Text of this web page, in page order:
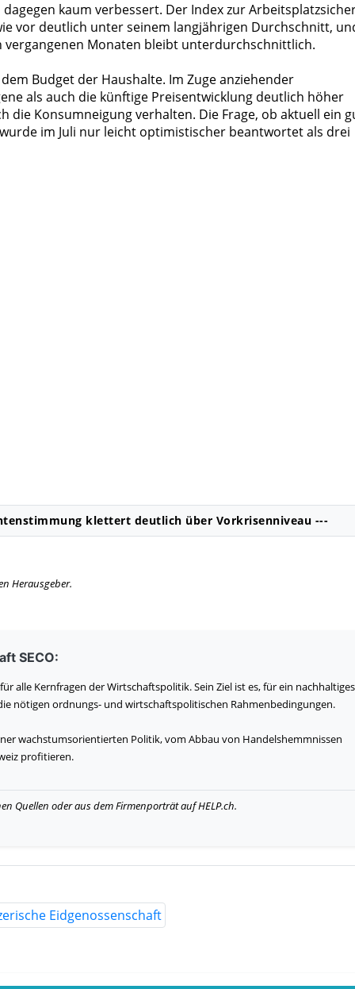
kaum verbessert. Der Index zur
vor deutlich unter seinem langjährigen Durchschnitt,
vergangenen Monaten bleibt unterdurchschnittlich.
Budget der Haushalte. Im Zuge anziehender
als auch die künftige Preisentwicklung deutlich höher
die Konsumneigung verhalten. Die Frage, ob aktuell ein
im Juli nur leicht optimistischer beantwortet als drei
klettert deutlich über Vorkrisenniveau ---
Herausgeber.
SECO:
alle Kernfragen der Wirtschaftspolitik. Sein Ziel ist es, für ein nachhaltiges
nötigen ordnungs- und wirtschaftspolitischen Rahmenbedingungen.
wachstumsorientierten Politik, vom Abbau von Handelshemmnissen
profitieren.
Quellen oder aus dem Firmenporträt auf HELP.ch.